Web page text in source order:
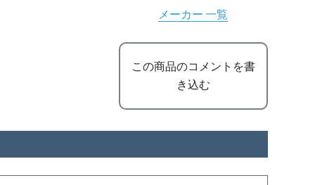
メーカー 一覧
この商品のコメントを書
き込む